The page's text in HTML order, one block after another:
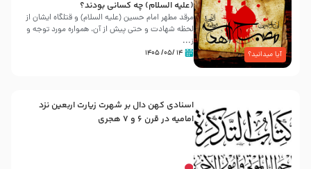
آیا میدانید؟
(علیه السلام) چه کسانی بودند؟
مرقد مطهر امام حسین (علیه السلام) و قتلگاه ایشان از
لحظه شهادت و حتی پیش از آن، همواره مورد توجه و
ز...
۱۴ /۰۵/ ۱۴۰۵
اسنادی کهن دال بر شهرت زیارت اربعین نزد
امامیه در قرن ۶ و ۷ هجری